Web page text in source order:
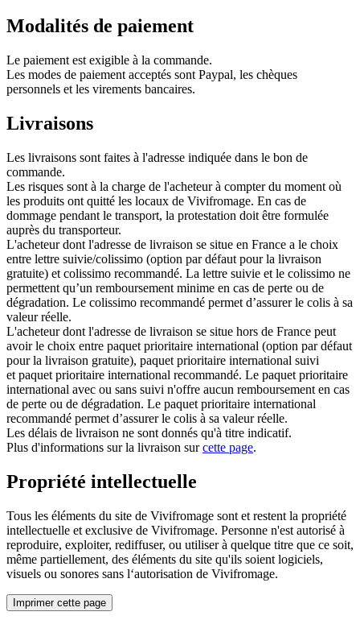
Modalités de paiement
Le paiement est exigible à la commande.
Les modes de paiement acceptés sont Paypal, les chèques
personnels et les virements bancaires.
Livraisons
Les livraisons sont faites à l'adresse indiquée dans le bon de
commande.
Les risques sont à la charge de l'acheteur à compter du moment où
les produits ont quitté les locaux de Vivifromage. En cas de
dommage pendant le transport, la protestation doit être formulée
auprès du transporteur.
L'acheteur dont l'adresse de livraison se situe en France a le choix
entre lettre suivie/colissimo (option par défaut pour la livraison
gratuite) et colissimo recommandé. La lettre suivie et le colissimo ne
permettent qu’un remboursement minime en cas de perte ou de
dégradation. Le colissimo recommandé permet d’assurer le colis à sa
valeur réelle.
L'acheteur dont l'adresse de livraison se situe hors de France peut
avoir le choix entre paquet prioritaire international (option par défaut
pour la livraison gratuite), paquet prioritaire international suivi
et paquet prioritaire international recommandé. Le paquet prioritaire
international avec ou sans suivi n'offre aucun remboursement en cas
de perte ou de dégradation. Le paquet prioritaire international
recommandé permet d’assurer le colis à sa valeur réelle.
Les délais de livraison ne sont donnés qu'à titre indicatif.
Plus d'informations sur la livraison surcette page.
Propriété intellectuelle
Tous les éléments du site de Vivifromage sont et restent la propriété
intellectuelle et exclusive de Vivifromage. Personne n'est autorisé à
reproduire, exploiter, rediffuser, ou utiliser à quelque titre que ce soit,
même partiellement, des éléments du site qu'ils soient logiciels,
visuels ou sonores sans l‘autorisation de Vivifromage.